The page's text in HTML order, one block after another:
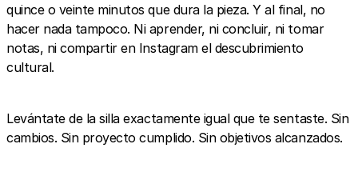
quince o veinte minutos que dura la pieza. Y al final, no
hacer nada tampoco. Ni aprender, ni concluir, ni tomar
notas, ni compartir en Instagram el descubrimiento
cultural.
Levántate de la silla exactamente igual que te sentaste. Sin
cambios. Sin proyecto cumplido. Sin objetivos alcanzados.